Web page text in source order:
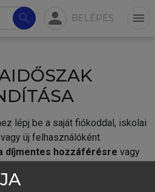
search person BELÉPÉS menu
lépj be a saját fiókoddal, iskolai
új felhasználóként.
díjmentes hozzáférésre vagy